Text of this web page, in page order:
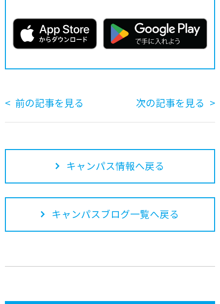
前の記事を見る 次の記事を見る
キャンパス情報へ戻る
キャンパスブログ一覧へ戻る